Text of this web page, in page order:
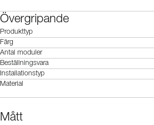
Övergripande
Produkttyp
Färg
Antal moduler
Beställningsvara
Installationstyp
Material
Mått